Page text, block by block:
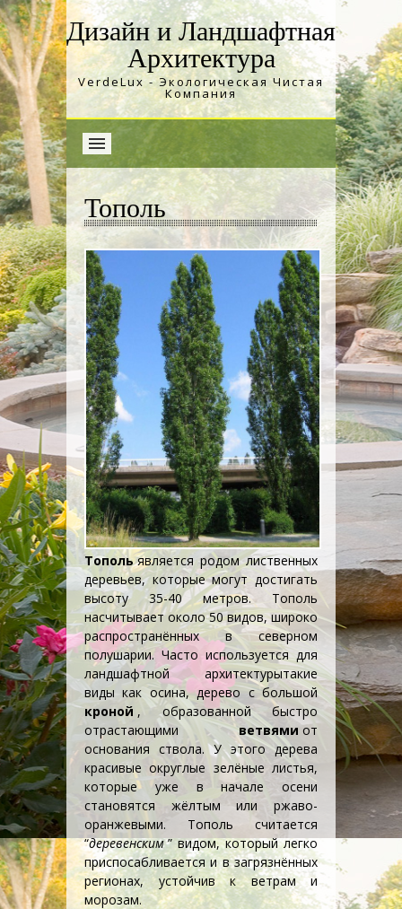
Дизайн и Ландшафтная
Архитектура
VerdeLux - Экологическая Чистая
Компания
Тополь
Тополь является родомлиственных
деревьев, которые могут достигать
высоту 35-40 метров. Тополь
насчитывает около 50 видов, широко
распространённых в северном
полушарии. Часто используется для
ландшафтной архитектурытакие
виды как осина, дерево с большой
кроной , образованной быстро
отрастающимиветвями от
основания ствола. У этого дерева
красивые округлые зелёные листья,
которые уже в начале осени
становятся жёлтым или ржаво-
оранжевыми. Тополь считается
“деревенским ” видом, который легко
приспосабливается и в загрязнённых
регионах, устойчив к ветрам и
морозам.